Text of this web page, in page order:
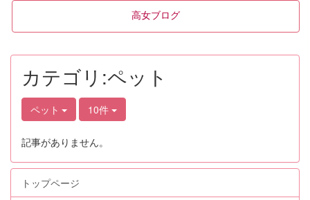
高女ブログ
カテゴリ:ペット
ペット 10件
記事がありません。
トップページ